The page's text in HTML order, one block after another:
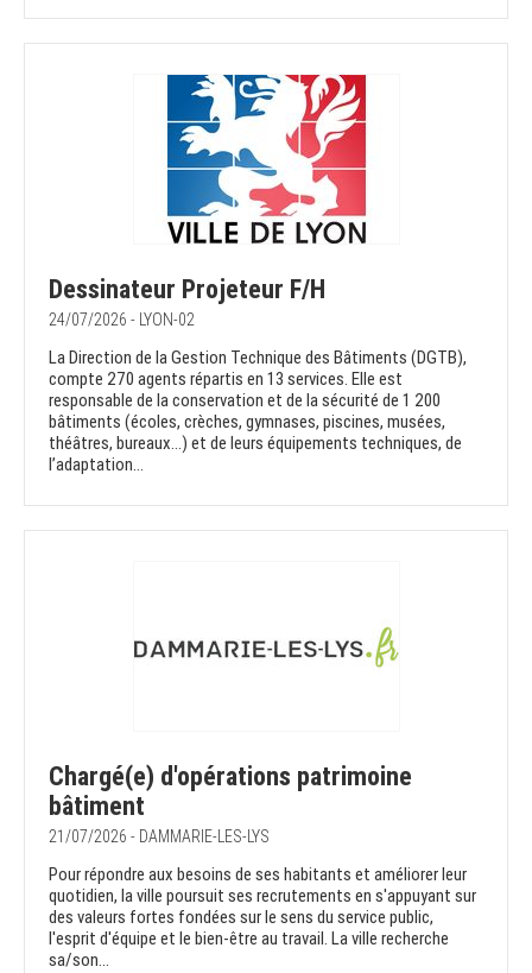
Dessinateur Projeteur F/H
24/07/2026 - LYON-02
La Direction de la Gestion Technique des Bâtiments (DGTB),
compte 270 agents répartis en 13 services. Elle est
responsable de la conservation et de la sécurité de 1 200
bâtiments (écoles, crèches, gymnases, piscines, musées,
théâtres, bureaux…) et de leurs équipements techniques, de
l’adaptation...
Chargé(e) d'opérations patrimoine
bâtiment
21/07/2026 - DAMMARIE-LES-LYS
Pour répondre aux besoins de ses habitants et améliorer leur
quotidien, la ville poursuit ses recrutements en s'appuyant sur
des valeurs fortes fondées sur le sens du service public,
l'esprit d'équipe et le bien-être au travail. La ville recherche
sa/son...